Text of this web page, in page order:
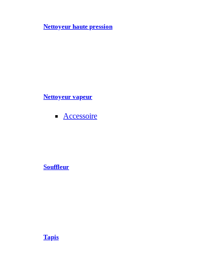
Nettoyeur haute pression
Nettoyeur vapeur
Accessoire
Souffleur
Tapis